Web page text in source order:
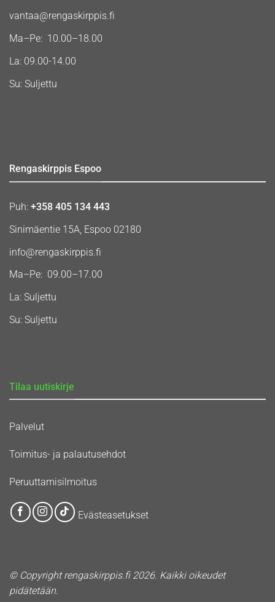
vantaa@rengaskirppis.fi
Ma–Pe: 10.00–18.00
La: 09.00-14.00
Su: Suljettu
Rengaskirppis Espoo
Puh: +358 405 134 443
Sinimäentie 15A, Espoo 02180
info@rengaskirppis.fi
Ma–Pe: 09.00–17.00
La: Suljettu
Su: Suljettu
Tilaa uutiskirje
Palvelut
Toimitus- ja palautusehdot
Peruuttamisilmoitus
Evästeasetukset
© Copyright rengaskirppis.fi 2026. Kaikki oikeudet
pidätetään.